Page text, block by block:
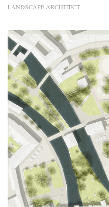
LANDSCAPE ARCHITECT